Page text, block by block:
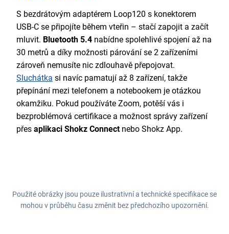
S bezdrátovým adaptérem Loop120 s konektorem
USB-C se připojíte během vteřin – stačí zapojit a začít
mluvit. Bluetooth 5.4 nabídne spolehlivé spojení až na
30 metrů a díky možnosti párování se 2 zařízeními
zároveň nemusíte nic zdlouhavě přepojovat.
Sluchátka si navíc pamatují až 8 zařízení, takže
přepínání mezi telefonem a notebookem je otázkou
okamžiku. Pokud používáte Zoom, potěší vás i
bezproblémová certifikace a možnost správy zařízení
přes aplikaci Shokz Connectnebo Shokz App.
Použité obrázky jsou pouze ilustrativní a technické specifikace se
mohou v průběhu času změnit bez předchozího upozornění.